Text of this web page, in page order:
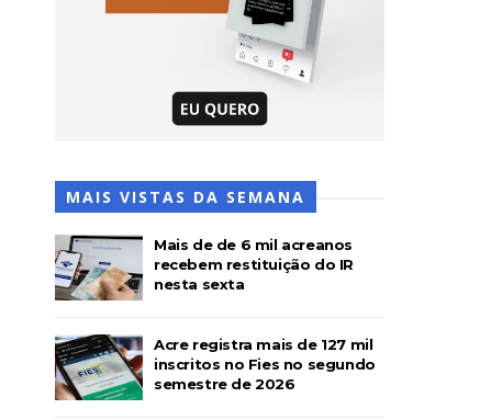
MAIS VISTAS DA SEMANA
Mais de de 6 mil acreanos
recebem restituição do IR
nesta sexta
Acre registra mais de 127 mil
inscritos no Fies no segundo
semestre de 2026